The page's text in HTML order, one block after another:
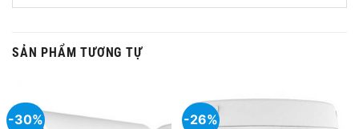
SẢN PHẨM TƯƠNG TỰ
-30% -26%